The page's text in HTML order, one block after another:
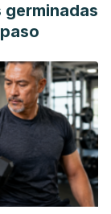
germinadas